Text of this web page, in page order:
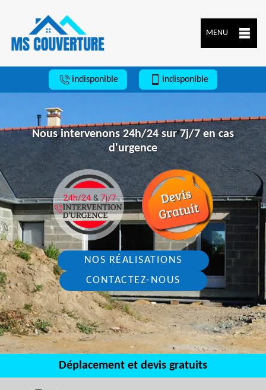
MENU
indisponible indisponible
Nous intervenons 24h/24 sur 7j/7 en cas
d'urgence
NOS RÉALISATIONS
CONTACTEZ-NOUS
Déplacement et devis gratuits